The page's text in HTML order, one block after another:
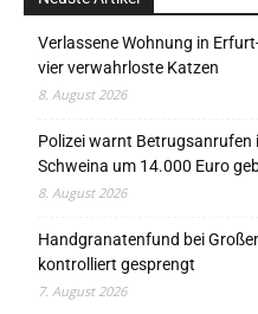
Verlassene Wohnung in
vier verwahrloste Katzen
8. August 2026
Polizei warnt Betrugsanrufen
Schweina um 14.000 Euro
8. August 2026
Handgranatenfund bei
kontrolliert gesprengt
7. August 2026